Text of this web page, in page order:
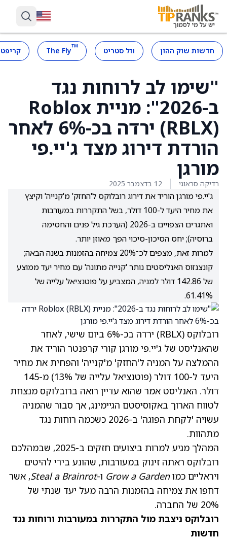
חדשות שוק ההון וול סטריט ™
The Fly
"שימו לב לרוחות נגד
ב-2026": מניית Roblox
(RBLX) ירדה בכ-6% לאחר
הורדת דירוג מצד ג'יי.פי
מורגן
רדיקה סראוגי 12 בדצמבר 2025
ג'יי.פי מורגן הוריד את דירוג רובלוקס ל'החזק' מ'קנייה' וקיצץ
את מחיר היעד ל-100 דולר, בשל התקררות במעורבות
ואתגרים הצפויים ב-2026 (הערכת גיל פנים והחסימה
ברוסיה); יחס הסיכון-סיכוי הפך מאוזן יותר.
למרות זאת, מצפים לכ־20% צמיחה בהזמנות בשנה הבאה;
קונצנזוס האנליסטים נותר 'קנייה מתונה' עם מחיר יעד ממוצע
של 142.86 דולר למניה, המצביע על פוטנציאל עלייה של
61.41%.
רובלוקס (RBLX)
ירדה בכ-6% ביום שישי, לאחר
שהאנליסט של ג'יי.פי מורגן קורי קרפנטר הוריד את
ההמלצה על המניה ל'החזק' מ'קנייה' והפחית את מחיר
היעד ל-100 דולר (פוטנציאל עלייה של 13%) מ-145
דולר. האנליסט אמר שהוא עדיין רואה ברובלוקס מנצחת
לטווח הארוך באקוסיסטם הגיימינג, אך סבור שהמניה
עשויה 'לקחת הפוגה' ב-2026 כשכמה רוחות נגד
מתהוות.
המהלך מגיע למרות ביצועים חזקים ב-2025, שבמהלכם
רובלוקס ראתה זינוק במעורבות, שהונע בידי להיטים
ויראליים כמוGrow a Garden ו-Steal a Brainrot, אשר
דחפו את צמיחה בהזמנות הרבה מעל יעד שנתי של
20% של החברה.
רובלוקס ניצבת מול התקררות במעורבות ורוחות נגד
חדשות